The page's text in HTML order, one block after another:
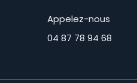
Appelez-nous
04 87 78 94 68